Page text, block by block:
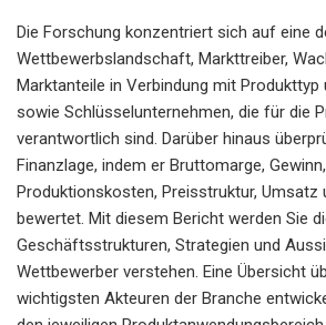
Die Forschung konzentriert sich auf eine
Wettbewerbslandschaft, Markttreiber,
Marktanteile in Verbindung mit Produkttyp
sowie Schlüsselunternehmen, die für die
verantwortlich sind. Darüber hinaus
Finanzlage, indem er Bruttomarge,
Produktionskosten, Preisstruktur, Umsatz
bewertet. Mit diesem Bericht werden Sie
Geschäftsstrukturen, Strategien und
Wettbewerber verstehen. Eine Übersicht
wichtigsten Akteuren der Branche